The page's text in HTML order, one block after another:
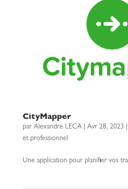
CityMapper
par Alexandre LECA| Avr 28, 2023
et professionnel
Une application pour planifier vos